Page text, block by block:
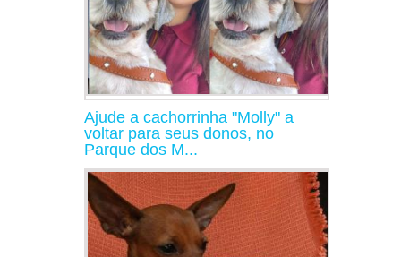
Ajude a cachorrinha "Molly" a
voltar para seus donos, no
Parque dos M...